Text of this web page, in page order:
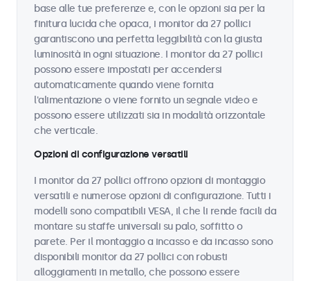
base alle tue preferenze e, con le opzioni sia per la
finitura lucida che opaca, i monitor da 27 pollici
garantiscono una perfetta leggibilità con la giusta
luminosità in ogni situazione. I monitor da 27 pollici
possono essere impostati per accendersi
automaticamente quando viene fornita
l'alimentazione o viene fornito un segnale video e
possono essere utilizzati sia in modalità orizzontale
che verticale.
Opzioni di configurazione versatili
I monitor da 27 pollici offrono opzioni di montaggio
versatili e numerose opzioni di configurazione. Tutti i
modelli sono compatibili VESA, il che li rende facili da
montare su staffe universali su palo, soffitto o
parete. Per il montaggio a incasso e da incasso sono
disponibili monitor da 27 pollici con robusti
alloggiamenti in metallo, che possono essere